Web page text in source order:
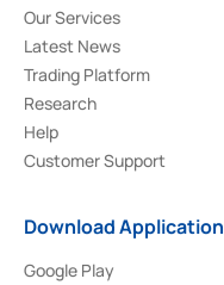
Our Services
Latest News
Trading Platform
Research
Help
Customer Support
Download Application
Google Play